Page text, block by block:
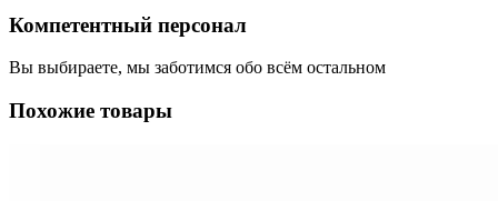
Компетентный персонал
Вы выбираете, мы заботимся обо всём остальном
Похожие товары